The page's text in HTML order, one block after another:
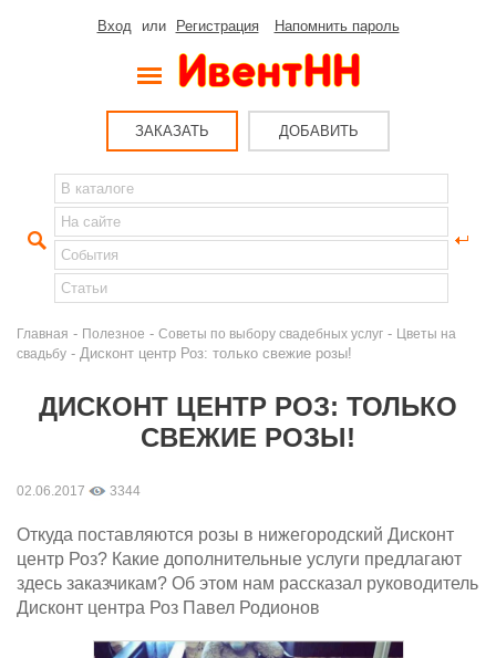
Вход или Регистрация Напомнить пароль
ЗАКАЗАТЬ ДОБАВИТЬ
Главная - Полезное - Советы по выбору свадебных услуг - Цветы на
свадьбу - Дисконт центр Роз: только свежие розы!
ДИСКОНТ ЦЕНТР РОЗ: ТОЛЬКО
СВЕЖИЕ РОЗЫ!
02.06.2017 3344
Откуда поставляются розы в нижегородский Дисконт
центр Роз? Какие дополнительные услуги предлагают
здесь заказчикам? Об этом нам рассказал руководитель
Дисконт центра Роз Павел Родионов